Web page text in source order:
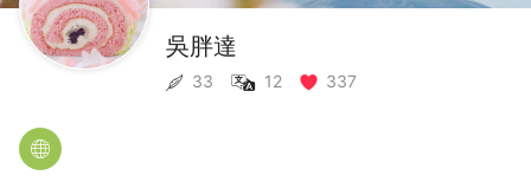
吳胖達
33 12 337